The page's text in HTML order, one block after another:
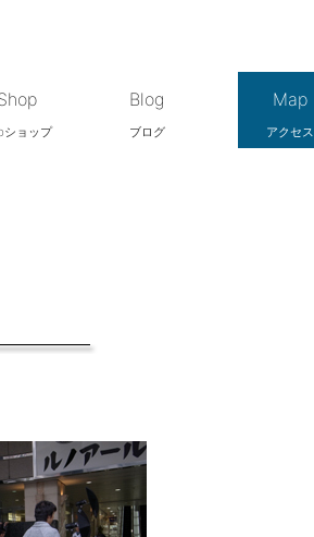
ショップ
Blog
ブログ
Map
アクセス